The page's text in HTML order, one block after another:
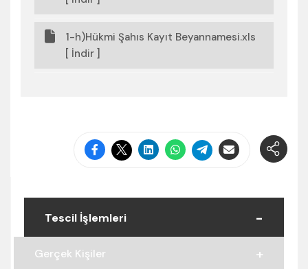
Tescil İşlemleri
Gerçek Kişiler
1-h)Hükmi Şahıs Kayıt Beyannamesi.xls
[ İndir ]